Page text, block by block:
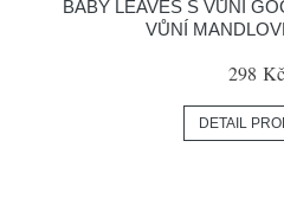
BABY LEAVES S VŮNÍ
VŮNÍ
298 Kč
DETAIL